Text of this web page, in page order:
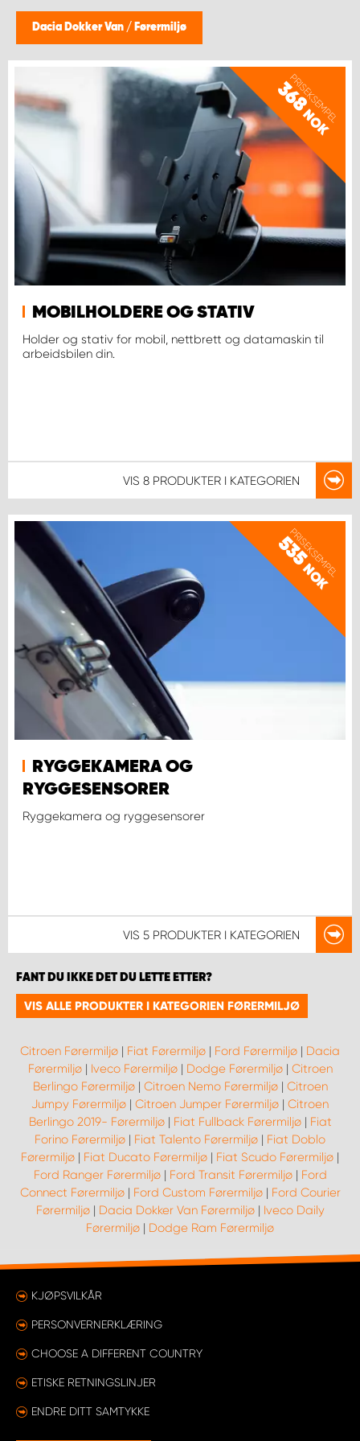
Dacia Dokker Van / Førermiljø
PRISEKSEMPEL
368
NOK
MOBILHOLDERE OG STATIV
Holder og stativ for mobil, nettbrett og datamaskin til
arbeidsbilen din.
VIS 8 PRODUKTER I KATEGORIEN
PRISEKSEMPEL
535
NOK
RYGGEKAMERA OG
RYGGESENSORER
Ryggekamera og ryggesensorer
VIS 5 PRODUKTER I KATEGORIEN
FANT DU IKKE DET DU LETTE ETTER?
VIS ALLE PRODUKTER I KATEGORIEN FØRERMILJØ
Citroen Førermiljø | Fiat Førermiljø | Ford Førermiljø | Dacia
Førermiljø| Iveco Førermiljø| Dodge Førermiljø| Citroen
Berlingo Førermiljø| Citroen Nemo Førermiljø| Citroen
Jumpy Førermiljø | Citroen Jumper Førermiljø | Citroen
Berlingo 2019- Førermiljø| Fiat Fullback Førermiljø| Fiat
Forino Førermiljø | Fiat Talento Førermiljø | Fiat Doblo
Førermiljø | Fiat Ducato Førermiljø | Fiat Scudo Førermiljø |
Ford Ranger Førermiljø| Ford Transit Førermiljø| Ford
Connect Førermiljø| Ford Custom Førermiljø| Ford Courier
Førermiljø| Dacia Dokker Van Førermiljø| Iveco Daily
Førermiljø | Dodge Ram Førermiljø
KJØPSVILKÅR
PERSONVERNERKLÆRING
CHOOSE A DIFFERENT COUNTRY
ETISKE RETNINGSLINJER
ENDRE DITT SAMTYKKE
WORK SYSTEM HORTEN
WORK SYSTEM KEY ACCOUNT
WORK SYSTEM NORWAY
WORK SYSTEM OSLO
WORK SYSTEM STAVANGER
WORK SYSTEM TRONDHEIM